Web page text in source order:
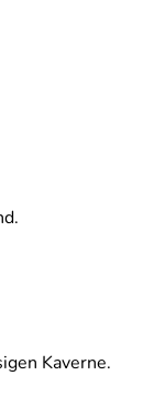
Kaverne.